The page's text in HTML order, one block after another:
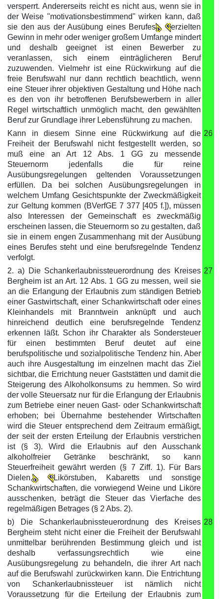
versperrt. Andererseits reicht es nicht aus, wenn sie in
der Weise "motivationsbestimmend" wirken kann, daß
sie den aus der Ausübung eines Berufes
erzielten
Gewinn in mehr oder weniger großem Umfange mindert
und deshalb geeignet ist einen Bewerber zu
veranlassen, sich einem einträglicheren Beruf
zuzuwenden. Vielmehr ist eine Rückwirkung auf die
freie Berufswahl nur dann rechtlich beachtlich, wenn
eine Steuer ihrer objektiven Gestaltung und Höhe nach
es den von ihr betroffenen Berufsbewerbern in aller
Regel wirtschaftlich unmöglich macht, den gewählten
Beruf zur Grundlage ihrer Lebensführung zu machen.
Kann in diesem Sinne eine Rückwirkung auf die
Freiheit der Berufswahl nicht festgestellt werden, so
muß eine an Art 12 Abs. 1 GG zu messende
Steuernorm jedenfalls die für reine
Ausübungsregelungen geltenden Voraussetzungen
erfüllen. Da bei solchen Ausübungsregelungen in
welchem Umfang Gesichtspunkte der Zweckmäßigkeit
zur Geltung kommen (BVerfGE 7 377 [405 f.]), müssen
also Interessen der Gemeinschaft es zweckmäßig
erscheinen lassen, die Steuernorm so zu gestalten, daß
sie in einem engen Zusammenhang mit der Ausübung
eines Berufes steht und eine berufsregelnde Tendenz
verfolgt.
26
2. a) Die Schankerlaubnissteuerordnung des Kreises
Bergheim ist an Art. 12 Abs. 1 GG zu messen, weil sie
an die Erlangung der Erlaubnis zum ständigen Betrieb
einer Gastwirtschaft, einer Schankwirtschaft oder eines
Kleinhandels mit Branntwein anknüpft und auch
hinreichend deutlich eine berufsregelnde Tendenz
erkennen läßt. Schon ihr Charakter als Sondersteuer
für einen bestimmten Beruf deutet auf eine
berufspolitische und sozialpolitische Tendenz hin. Aber
auch ihre Ausgestaltung im einzelnen macht das Ziel
sichtbar, die Errichtung neuer Gaststätten und damit die
Steigerung des Alkoholkonsums zu hemmen. So wird
der volle Steuersatz nur für die Erlangung der Erlaubnis
zum Betriebe einer neuen Gast- oder Schankwirtschaft
erhoben; bei Übernahme bestehender Wirtschaften
wird die Steuer entsprechend dem Zeitraum ermäßigt,
der seit der ersten Erteilung der Erlaubnis verstrichen
ist (§ 3). Wird die Erlaubnis auf den Ausschank
alkoholfreier Getränke beschränkt, so kann
Steuerfreiheit gewährt werden (§ 7 Ziff. 1). Für Bars
Dielen,
Likörstuben, Kabaretts und sonstige
Schankwirtschaften, die vorwiegend Weine und Liköre
ausschenken, beträgt die Steuer das Vierfache des
regelmäßigen Betrages (§ 2 Abs. 2).
27
b) Die Schankerlaubnissteuerordnung des Kreises
Bergheim steht nicht einer die Freiheit der Berufswahl
unmittelbar berührenden Bestimmung gleich und ist
deshalb verfassungsrechtlich wie eine
Ausübungsregelung zu behandeln, die ihrer Art nach
auf die Berufswahl zurückwirken kann. Die Entrichtung
von Schankerlaubnissteuer ist nämlich nicht
Voraussetzung für die Erteilung der Erlaubnis zum
28